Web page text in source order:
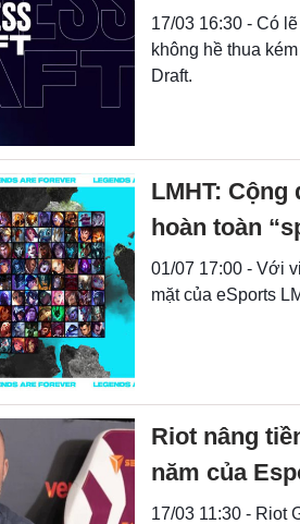
17/03 16:30 - Có
không hề thua
Draft.
LMHT:
hoàn toàn
01/07 17:00 - Với
mặt của eSports
Riot nâng
năm của
17/03 11:30 - Riot